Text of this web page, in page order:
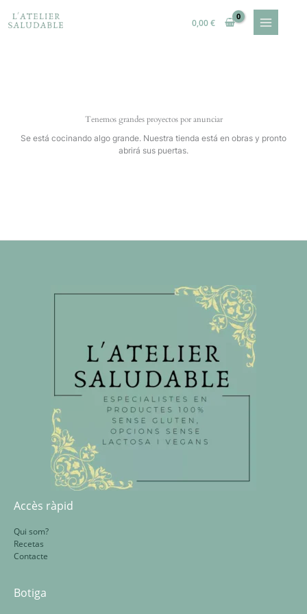
contenido
0,00€
Tenemos grandes proyectos por anunciar
Se está cocinando algo grande. Nuestra tienda está en obras y pronto
abrirá sus puertas.
Accès ràpid
Qui som?
Recetas
Contacte
Botiga